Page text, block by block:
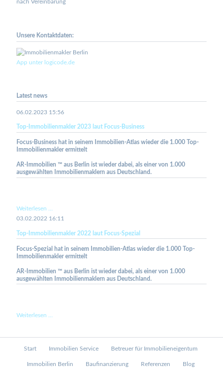
nach Vereinbarung
Unsere Kontaktdaten:
App unter logicode.de
Latest news
06.02.2023 15:56
Top-Immobilienmakler 2023 laut Focus-Business
Focus-Business hat in seinem Immobilien-Atlas wieder die 1.000 Top-
Immobilienmakler ermittelt
AR-Immobilien ™ aus Berlin ist wieder dabei, als einer von 1.000
ausgewählten Immobilienmaklern aus Deutschland.
Weiterlesen …
Immobilienmakler
laut
Focus-
Business
03.02.2022 16:11
Top-Immobilienmakler 2022 laut Focus-Spezial
Focus-Spezial hat in seinem Immobilien-Atlas wieder die 1.000 Top-
Immobilienmakler ermittelt
AR-Immobilien ™ aus Berlin ist wieder dabei, als einer von 1.000
ausgewählten Immobilienmaklern aus Deutschland.
Weiterlesen …
Focus-
Spezial
Start Immobilien Service Betreuer für Immobilieneigentum
Immobilien Berlin Baufinanzierung Referenzen Blog